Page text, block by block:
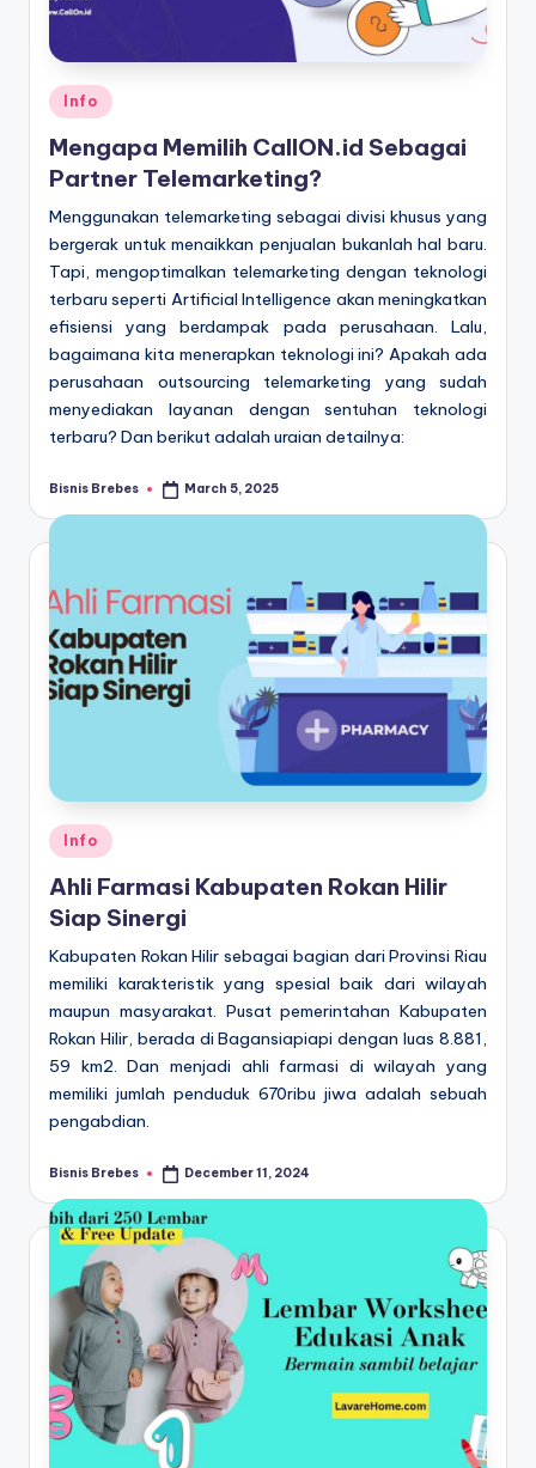
Posted
in
Info
Mengapa Memilih CallON.id Sebagai
Partner Telemarketing?
Menggunakan telemarketing sebagai divisi khusus yang
bergerak untuk menaikkan penjualan bukanlah hal baru.
Tapi, mengoptimalkan telemarketing dengan teknologi
terbaru seperti Artificial Intelligence akan meningkatkan
efisiensi yang berdampak pada perusahaan. Lalu,
bagaimana kita menerapkan teknologi ini? Apakah ada
perusahaan outsourcing telemarketing yang sudah
menyediakan layanan dengan sentuhan teknologi
terbaru? Dan berikut adalah uraian detailnya:
Posted
Bisnis Brebes March 5, 2025
Posted
in
Info
Ahli Farmasi Kabupaten Rokan Hilir
Siap Sinergi
Kabupaten Rokan Hilir sebagai bagian dari Provinsi Riau
memiliki karakteristik yang spesial baik dari wilayah
maupun masyarakat. Pusat pemerintahan Kabupaten
Rokan Hilir, berada di Bagansiapiapi dengan luas 8.881,
59 km2. Dan menjadi ahli farmasi di wilayah yang
memiliki jumlah penduduk 670ribu jiwa adalah sebuah
pengabdian.
Posted
Bisnis Brebes December 11, 2024